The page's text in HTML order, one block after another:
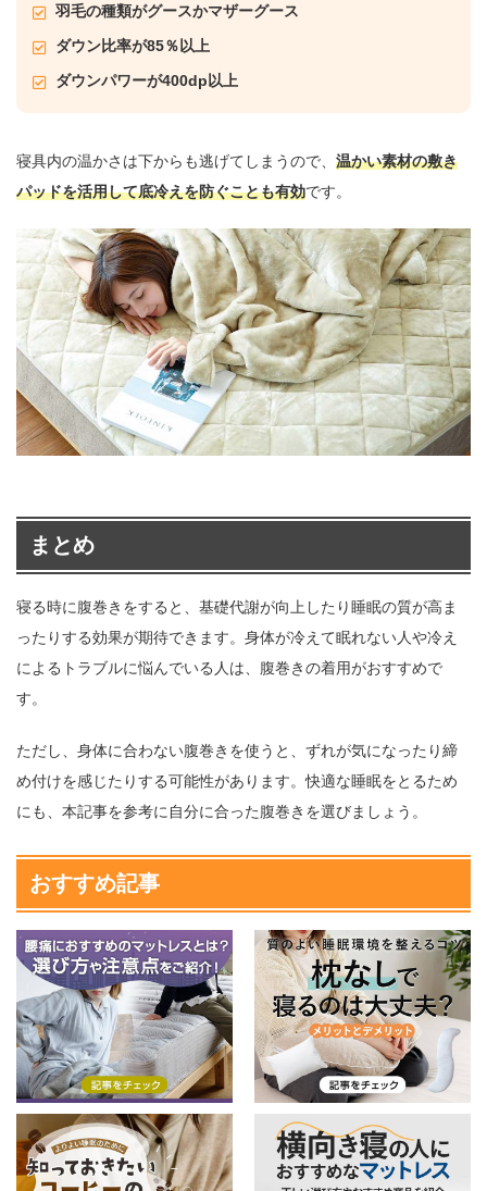
羽毛の種類がグースかマザーグース
ダウン比率が85％以上
ダウンパワーが400dp以上
寝具内の温かさは下からも逃げてしまうので、 温かい素材の敷き
パッドを活用して底冷えを防ぐことも有効です。
まとめ
寝る時に腹巻きをすると、基礎代謝が向上したり睡眠の質が高ま
ったりする効果が期待できます。身体が冷えて眠れない人や冷え
によるトラブルに悩んでいる人は、腹巻きの着用がおすすめで
す。
ただし、身体に合わない腹巻きを使うと、ずれが気になったり締
め付けを感じたりする可能性があります。快適な睡眠をとるため
にも、本記事を参考に自分に合った腹巻きを選びましょう。
おすすめ記事